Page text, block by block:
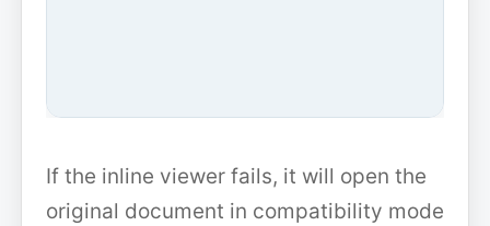
If the inline viewer fails, it will open the
original document in compatibility mode